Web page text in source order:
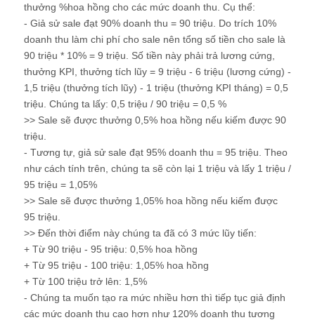
thưởng %hoa hồng cho các mức doanh thu. Cụ thể:
- Giả sử sale đạt 90% doanh thu = 90 triệu. Do trích 10%
doanh thu làm chi phí cho sale nên tổng số tiền cho sale là
90 triệu * 10% = 9 triệu. Số tiền này phải trả lương cứng,
thưởng KPI, thưởng tích lũy = 9 triệu - 6 triệu (lương cứng) -
1,5 triệu (thưởng tích lũy) - 1 triệu (thưởng KPI tháng) = 0,5
triệu. Chúng ta lấy: 0,5 triệu / 90 triệu = 0,5 %
>> Sale sẽ được thưởng 0,5% hoa hồng nếu kiếm được 90
triệu.
- Tương tự, giả sử sale đạt 95% doanh thu = 95 triệu. Theo
như cách tính trên, chúng ta sẽ còn lại 1 triệu và lấy 1 triệu /
95 triệu = 1,05%
>> Sale sẽ được thưởng 1,05% hoa hồng nếu kiếm được
95 triệu.
>> Đến thời điểm này chúng ta đã có 3 mức lũy tiến:
+ Từ 90 triệu - 95 triệu: 0,5% hoa hồng
+ Từ 95 triệu - 100 triệu: 1,05% hoa hồng
+ Từ 100 triệu trở lên: 1,5%
- Chúng ta muốn tạo ra mức nhiều hơn thì tiếp tục giả định
các mức doanh thu cao hơn như 120% doanh thu tương